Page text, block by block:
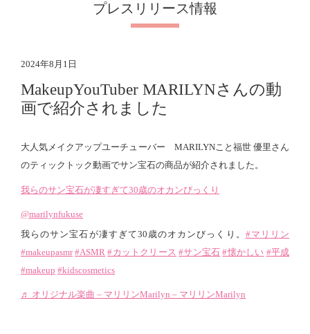
プレスリリース情報
2024年8月1日
MakeupYouTuber MARILYNさんの動
画で紹介されました
大人気メイクアップユーチューバー MARILYNこと福世 優里さん
のティックトック動画でサン宝石の商品が紹介されました。
我らのサン宝石が凄すぎて30歳のオカンびっくり
@marilynfukuse
我らのサン宝石が凄すぎて30歳のオカンびっくり。 #マリリン
#makeupasmr #ASMR #カットクリース #サン宝石 #懐かしい #平成
#makeup #kidscosmetics
♬ オリジナル楽曲 – マリリンMarilyn – マリリンMarilyn